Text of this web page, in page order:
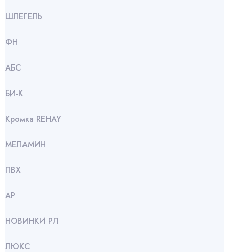
ШЛЕГЕЛЬ
ФН
АБС
БИ-К
Кромка REHAY
МЕЛАМИН
ПВХ
АР
НОВИНКИ РЛ
ЛЮКС